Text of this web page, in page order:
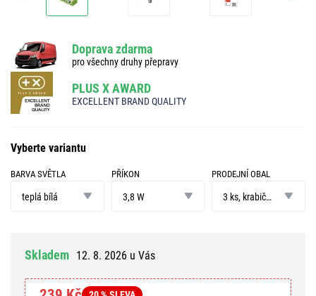
Doprava zdarma
pro všechny druhy přepravy
PLUS X AWARD
EXCELLENT BRAND QUALITY
Vyberte variantu
BARVA SVĚTLA
světla
teplá bílá
PŘÍKON
3,8 W
PRODEJNÍ OBAL
obal
3 ks, krabička
Skladem 12. 8. 2026 u Vás